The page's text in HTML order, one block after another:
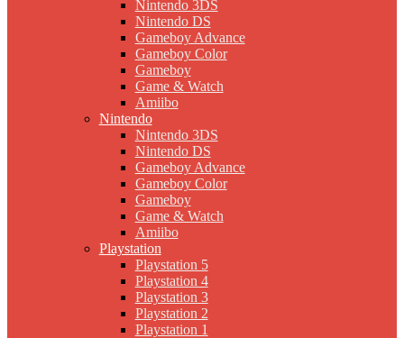
Nintendo 3DS
Nintendo DS
Gameboy Advance
Gameboy Color
Gameboy
Game & Watch
Amiibo
Nintendo
Nintendo 3DS
Nintendo DS
Gameboy Advance
Gameboy Color
Gameboy
Game & Watch
Amiibo
Playstation
Playstation 5
Playstation 4
Playstation 3
Playstation 2
Playstation 1